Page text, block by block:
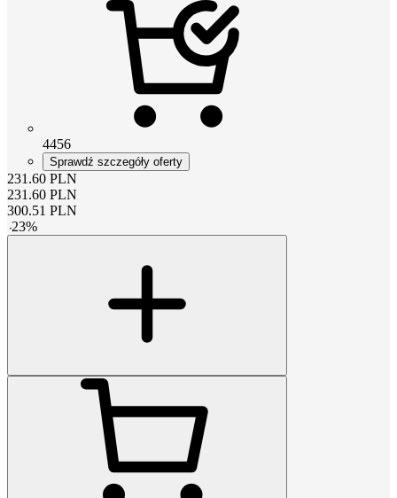
4456
Sprawdź szczegóły oferty
231.60 PLN
231.60 PLN
300.51 PLN
-23%